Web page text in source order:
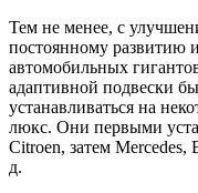
Тем не менее, с
постоянному развитию
автомобильных
адаптивной подвески
устанавливаться на
люкс. Они первыми
Citroen, затем Mercedes,
д.